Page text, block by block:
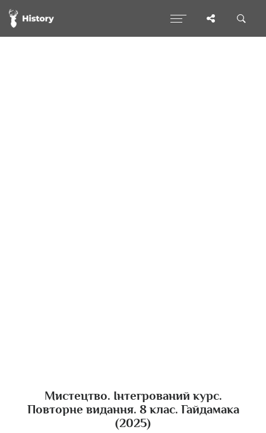
Мистецтво. Інтегрований курс.
Повторне видання. 8 клас. Гайдамака
(2025)